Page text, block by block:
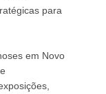
para
em Novo